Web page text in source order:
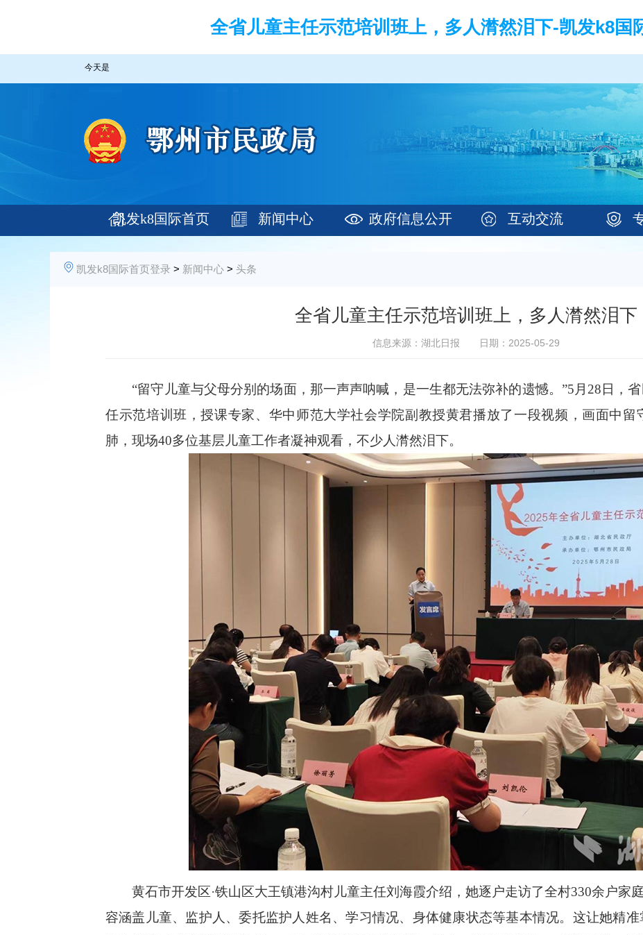
全省儿童主任示范培训班上，多人潸然泪下-凯发k8国
今天是
凯发k8国际首页
登录
新闻中心 政府信息公开 互动交流
凯发k8国际首页登录 > 新闻中心 > 头条
全省儿童主任示范培训班上，多人潸然泪下
信息来源：湖北日报 日期：2025-05-29
“留守儿童与父母分别的场面，那一声声呐喊，是一生都无法弥补的遗憾。”5月28日，
任示范培训班，授课专家、华中师范大学社会学院副教授黄君播放了一段视频，画面中留
肺，现场40多位基层儿童工作者凝神观看，不少人潸然泪下。
黄石市开发区·铁山区大王镇港沟村儿童主任刘海霞介绍，她逐户走访了全村330余户家
容涵盖儿童、监护人、委托监护人姓名、学习情况、身体健康状态等基本情况。这让她精